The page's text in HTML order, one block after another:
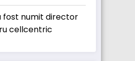
fost numit director
cellcentric